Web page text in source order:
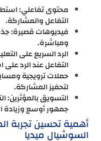
محتوى تفاعلي:
التفاعل والمشاركة.
فيديوهات قصيرة:
ومباشرة.
الرد السريع على
التفاعل عند الرد
حملات ترويجية
لتحفيز المشاركة.
التسويق بالمؤثرين:
جمهور أوسع وزيادة
أهمية تحسين تجربة
السوشيال ميديا